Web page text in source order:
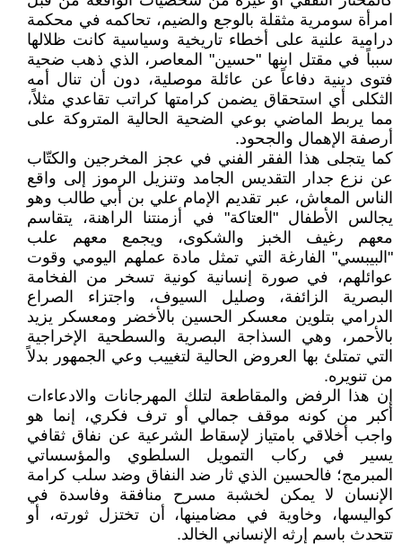
امرأة سومرية مثقلة بالوجع والضيم، تحاكمه في محكمة
درامية علنية على أخطاء تاريخية وسياسية كانت ظلالها
سبباً في مقتل ابنها "حسين" المعاصر، الذي ذهب ضحية
فتوى دينية دفاعاً عن عائلة موصلية، دون أن تنال أمه
الثكلى أي استحقاق يضمن كرامتها كراتب تقاعدي مثلاً،
مما يربط الماضي بوعي الضحية الحالية المتروكة على
أرصفة الإهمال والجحود.
كما يتجلى هذا الفقر الفني في عجز المخرجين والكتّاب
عن نزع جدار التقديس الجامد وتنزيل الرموز إلى واقع
الناس المعاش، عبر تقديم الإمام علي بن أبي طالب وهو
يجالس الأطفال "العتاكة" في أزمنتنا الراهنة، يتقاسم
معهم رغيف الخبز والشكوى، ويجمع معهم علب
"البيبسي" الفارغة التي تمثل مادة عملهم اليومي وقوت
عوائلهم، في صورة إنسانية كونية تسخر من الفخامة
البصرية الزائفة، وصليل السيوف، واجتزاء الصراع
الدرامي بتلوين معسكر الحسين بالأخضر ومعسكر يزيد
بالأحمر، وهي السذاجة البصرية والسطحية الإخراجية
التي تمتلئ بها العروض الحالية لتغييب وعي الجمهور بدلاً
من تنويره.
إن هذا الرفض والمقاطعة لتلك المهرجانات والادعاءات
أكبر من كونه موقف جمالي أو ترف فكري، إنما هو
واجب أخلاقي بامتياز لإسقاط الشرعية عن نفاق ثقافي
يسير في ركاب التمويل السلطوي والمؤسساتي
المبرمج؛ فالحسين الذي ثار ضد النفاق وضد سلب كرامة
الإنسان لا يمكن لخشبة مسرح منافقة وفاسدة في
كواليسها، وخاوية في مضامينها، أن تختزل ثورته، أو
تتحدث باسم إرثه الإنساني الخالد.